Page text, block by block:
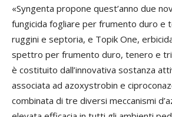
«Syngenta propone quest’anno due
fungicida fogliare per frumento duro e
ruggini e septoria, e Topik One,
spettro per frumento duro, tenero e
è costituito dall’innovativa sostanza
associata ad azoxystrobin e
combinata di tre diversi meccanismi